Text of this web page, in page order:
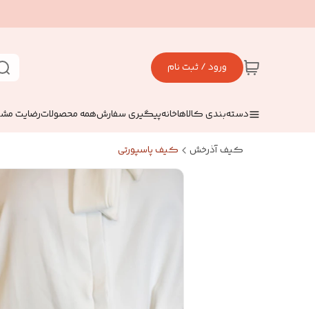
ورود / ثبت نام
دسته‌بندی کالاهاخانهپیگیری سفارشهمه محصولاترضایت
کیف آذرخش کیف پاسپورتی